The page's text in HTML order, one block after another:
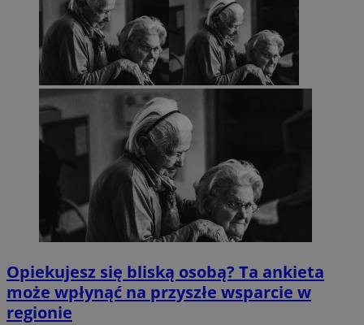
Opiekujesz się bliską osobą? Ta ankieta
może wpłynąć na przyszłe wsparcie w
regionie